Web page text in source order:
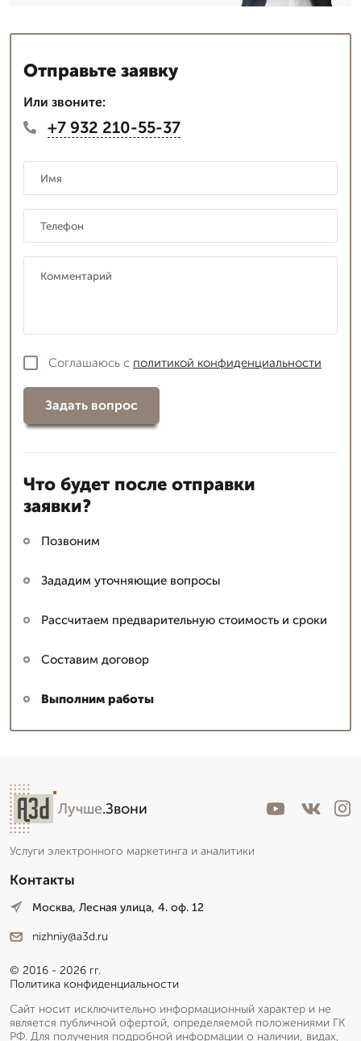
Отправьте заявку
Или звоните:
+7 932 210-55-37
Соглашаюсь с политикой конфиденциальности
Задать вопрос
Что будет после отправки
заявки?
Позвоним
Зададим уточняющие вопросы
Рассчитаем предварительную стоимость и сроки
Составим договор
Выполним работы
Лучше.Звони
Услуги электронного маркетинга и аналитики
Контакты
Москва, Лесная улица, 4. оф. 12
nizhniy@a3d.ru
© 2016 - 2026 гг.
Политика конфиденциальности
Сайт носит исключительно информационный характер и не
является публичной офертой, определяемой положениями ГК
РФ. Для получения подробной информации о наличии, видах,